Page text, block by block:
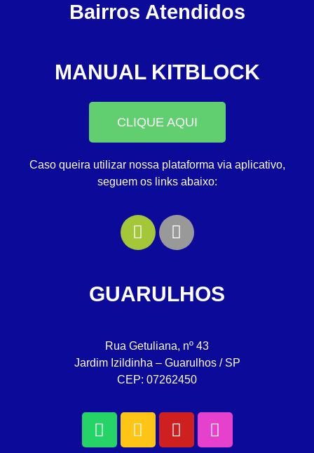
Bairros Atendidos
MANUAL KITBLOCK
CLIQUE AQUI
Caso queira utilizar nossa plataforma via aplicativo,
seguem os links abaixo:
GUARULHOS
Rua Getuliana, nº 43
Jardim Izildinha – Guarulhos / SP
CEP: 07262450